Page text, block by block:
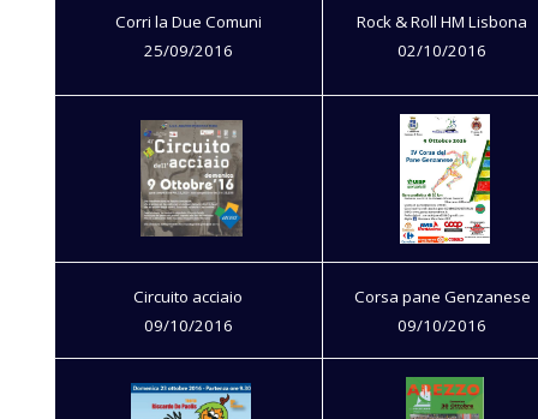
Corri la Due Comuni
25/09/2016
Rock & Roll HM Lisbona
02/10/2016
Circuito acciaio
09/10/2016
Corsa pane Genzanese
09/10/2016